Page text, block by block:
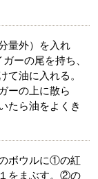
量外）を入れ
ーの尾を持ち、
油に入れる。
ーの上に散ら
たら油をよくき
ボウルに①の紅
をまぶす。②の